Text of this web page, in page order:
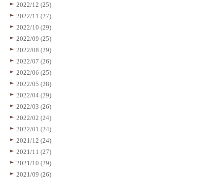
2022/12 (25)
2022/11 (27)
2022/10 (29)
2022/09 (25)
2022/08 (29)
2022/07 (26)
2022/06 (25)
2022/05 (28)
2022/04 (29)
2022/03 (26)
2022/02 (24)
2022/01 (24)
2021/12 (24)
2021/11 (27)
2021/10 (29)
2021/09 (26)